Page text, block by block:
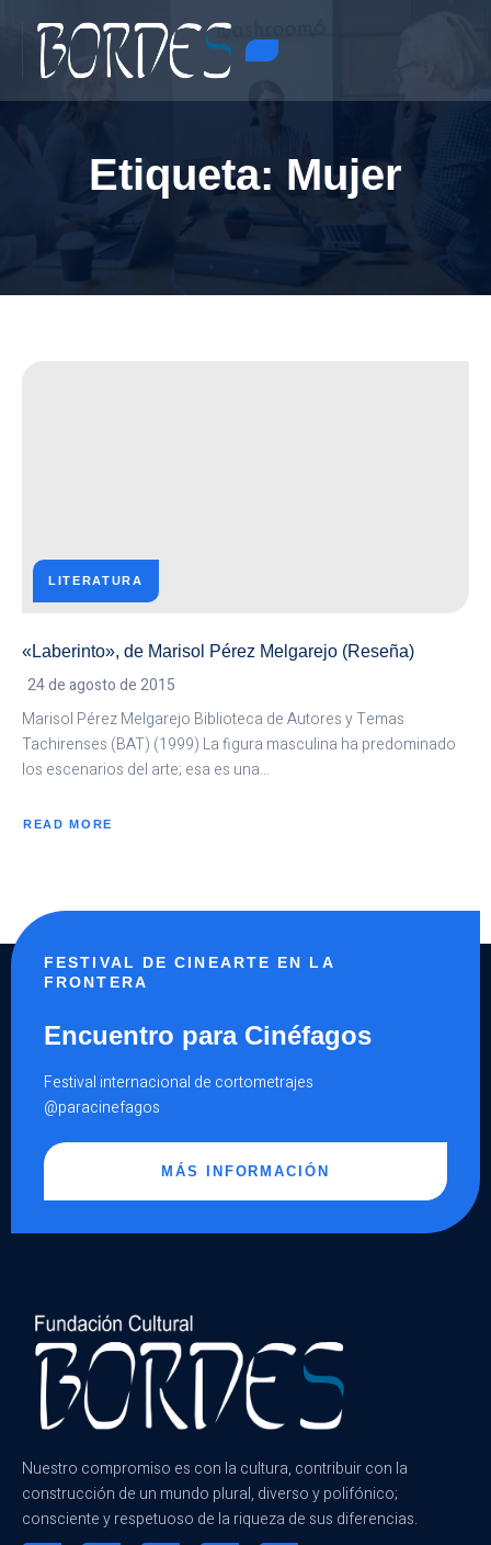
Etiqueta: Mujer
LITERATURA
«Laberinto», de Marisol Pérez Melgarejo (Reseña)
24 de agosto de 2015
Marisol Pérez Melgarejo Biblioteca de Autores y Temas
Tachirenses (BAT) (1999) La figura masculina ha predominado
los escenarios del arte; esa es una…
READ MORE
ABOUT
FESTIVAL DE CINEARTE EN LA
FRONTERA
Encuentro para Cinéfagos
Festival internacional de cortometrajes
@paracinefagos
MÁS INFORMACIÓN
Nuestro compromiso es con la cultura, contribuir con la
construcción de un mundo plural, diverso y polifónico;
consciente y respetuoso de la riqueza de sus diferencias.